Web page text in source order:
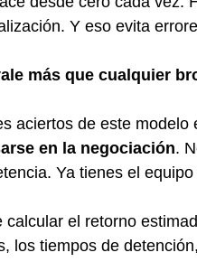
Y eso evita
más que cualquier
aciertos de este modelo
en la negociación.
Ya tienes el
calcular el retorno
los tiempos de